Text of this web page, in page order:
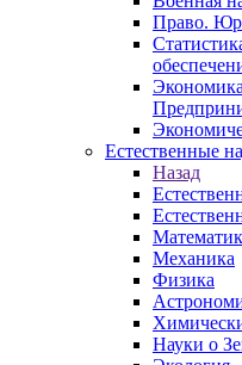
Право.
Естественные
Назад
Механика
Физика
Науки о